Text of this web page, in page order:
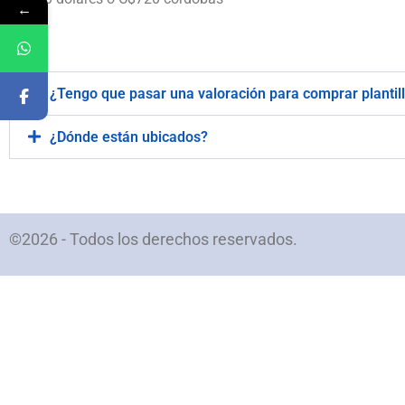
¿Tengo que pasar una valoración para comprar
¿Dónde están ubicados?
©2026 - Todos los derechos reservados.
←